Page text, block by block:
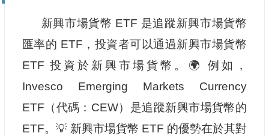
新興市場貨幣 ETF 是追蹤新興市場貨幣
匯率的 ETF，投資者可以通過新興市場貨幣
ETF 投資於新興市場貨幣。🌍 例如，
Invesco Emerging Markets Currency
ETF（代碼：CEW）是追蹤新興市場貨幣的
ETF。💡 新興市場貨幣 ETF 的優勢在於其對